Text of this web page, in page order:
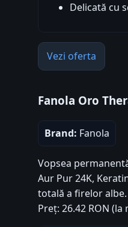
Delicată cu
Vezi oferta
Fanola Oro
Brand: Fanola
Vopsea
Aur Pur 24K,
totală a firelor albe.
Preț: 26.42 RON